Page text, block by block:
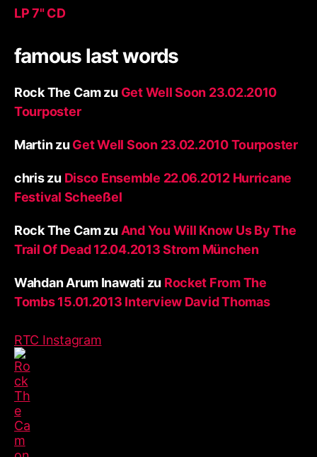
LP 7" CD
famous last words
Rock The Camzu Get Well Soon 23.02.2010
Tourposter
Martinzu Get Well Soon 23.02.2010 Tourposter
chriszu Disco Ensemble 22.06.2012 Hurricane
Festival Scheeßel
Rock The Camzu And You Will Know Us By The
Trail Of Dead 12.04.2013 Strom München
Wahdan Arum Inawati zu Rocket From The
Tombs 15.01.2013 Interview David Thomas
RTC Instagram